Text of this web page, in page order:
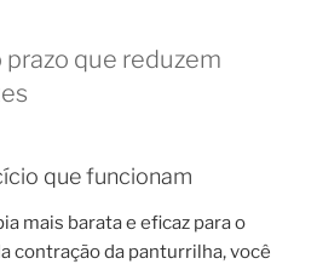
que reduzem
que funcionam
mais barata e eficaz para o
contração da panturrilha, você